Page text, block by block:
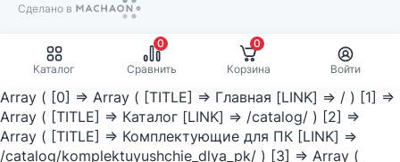
Сделано в
Machaon
Каталог
0
Сравнить
0
Корзина
Войти
Array ( [0] => Array ( [TITLE] => Главная [LINK] => / ) [1] =>
Array ( [TITLE] => Каталог [LINK] => /catalog/ ) [2] =>
Array ( [TITLE] => Комплектующие для ПК [LINK] =>
/catalog/komplektuyushchie_dlya_pk/ ) [3] => Array (